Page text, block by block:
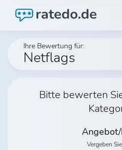
Ihre Bewertung für:
Netflags
Bitte bewerten
Angebot/
Vergeben